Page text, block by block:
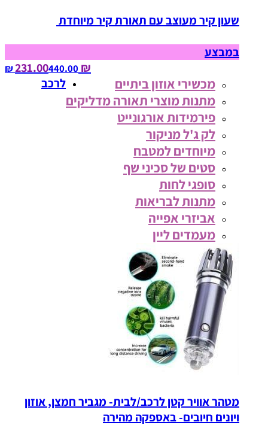
שעון קיר מעוצב עם תאורת קיר מיוחדת
במבצע
₪ 231.00
440.00‏ ₪
מכשירי אוזון ביתיים
מתנות מוצרי תאורה מדליקים
פירמידות אורגונייט
לק ג'ל מניקור
מיוחדים למטבח
סטים של סכיני שף
סופגי לחות
מתנות לבריאות
אביזרי אפייה
מעמדים ליין
לרכב
מטהר אוויר קטן לרכב/לבית- מגביר חמצן, אוזון
ויונים חיובים- באספקה מהירה